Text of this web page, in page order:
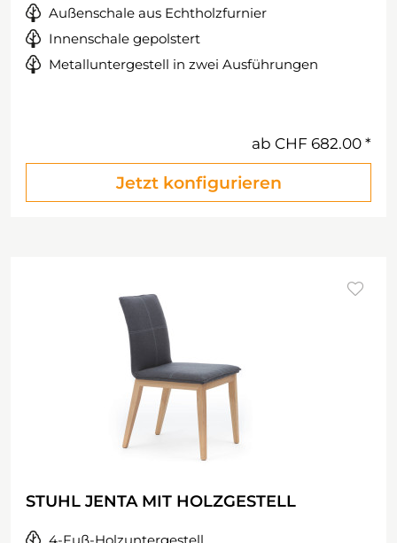
Außenschale aus Echtholzfurnier
Innenschale gepolstert
Metalluntergestell in zwei Ausführungen
ab CHF 682.00
Jetzt konfigurieren
STUHL JENTA MIT HOLZGESTELL